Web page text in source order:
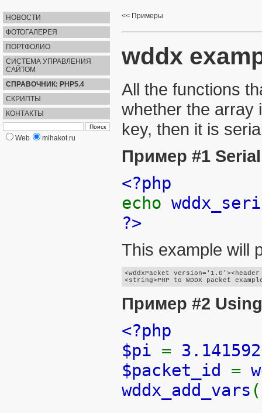
НОВОСТИ
ФОТОГАЛЕРЕЯ
ПОРТФОЛИО
СИСТЕМА УПРАВЛЕНИЯ
САЙТОМ
СПРАВОЧНИК: PHP5.4
СКРИПТЫ
КОНТАКТЫ
Web mihakot.ru
Примеры
wddx
All the functions
whether the array
key, then it is
Пример #1
<?php
echo
?>
This example will
<wddxPacket version='1.0'><header
Пример #2
<?php
$pi =
$packet_id =
wddx_add_vars (